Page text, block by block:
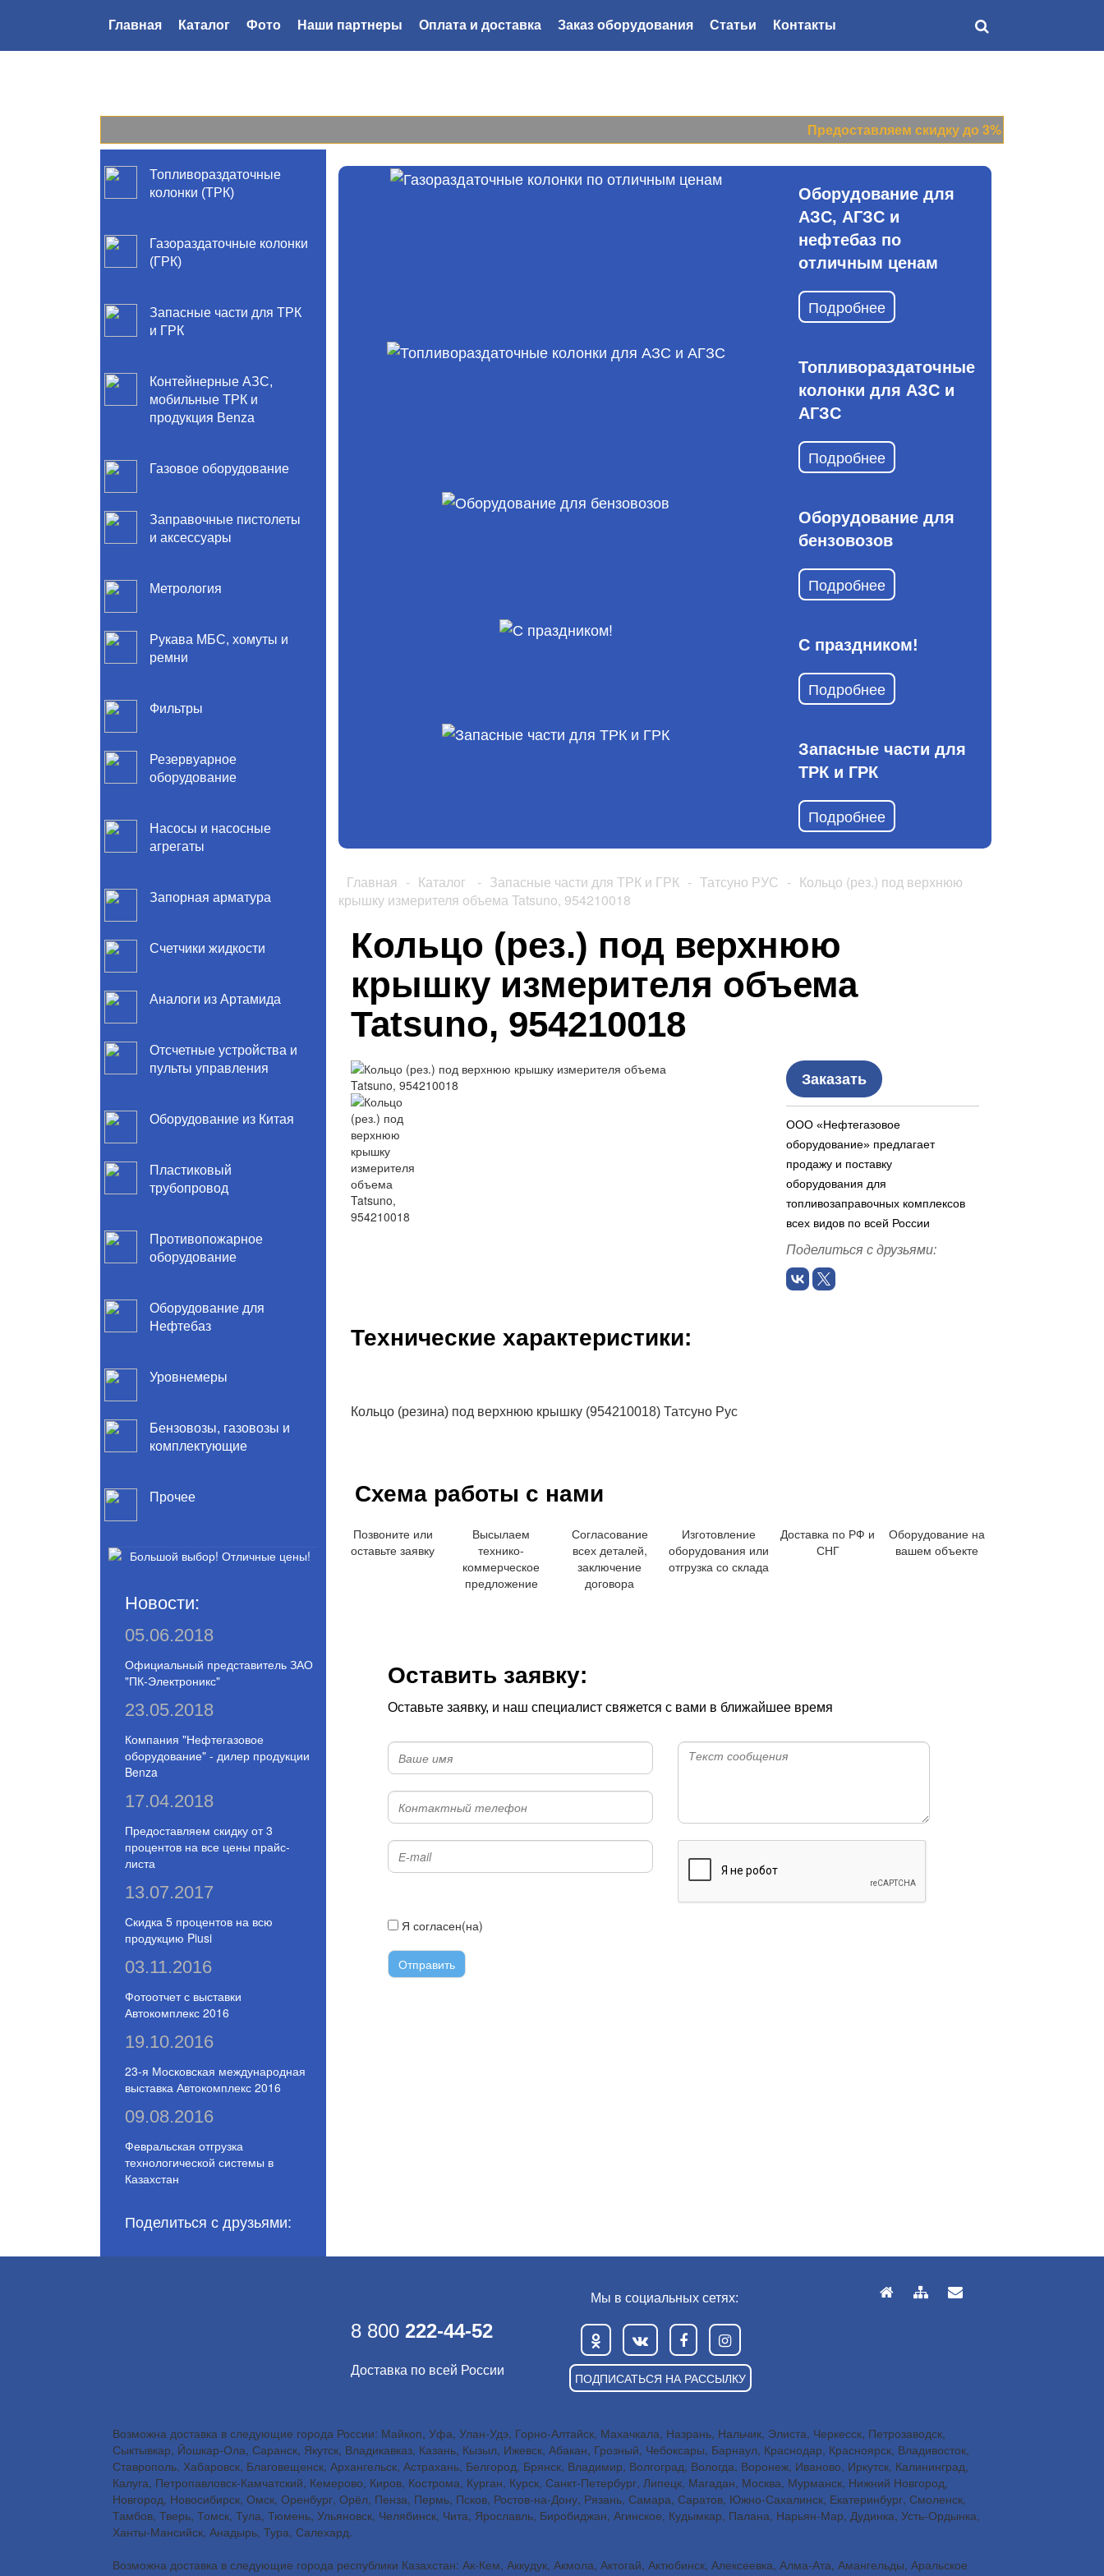
Главная Каталог Фото Наши партнеры Оплата и доставка Заказ оборудования Статьи Контакты
Предоставляем скидку до 3% на все цены прайс-
Топливораздаточные
колонки (ТРК)
Газораздаточные колонки
(ГРК)
Запасные части для ТРК
и ГРК
Контейнерные АЗС,
мобильные ТРК и
продукция Benza
Газовое оборудование
Заправочные пистолеты
и аксессуары
Метрология
Рукава МБС, хомуты и
ремни
Фильтры
Резервуарное
оборудование
Насосы и насосные
агрегаты
Запорная арматура
Счетчики жидкости
Аналоги из Артамида
Отсчетные устройства и
пульты управления
Оборудование из Китая
Пластиковый
трубопровод
Противопожарное
оборудование
Оборудование для
Нефтебаз
Уровнемеры
Бензовозы, газовозы и
комплектующие
Прочее
Новости:
05.06.2018
Официальный представитель ЗАО
"ПК-Электроникс"
23.05.2018
Компания "Нефтегазовое
оборудование" - дилер продукции
Benza
17.04.2018
Предоставляем скидку от 3
процентов на все цены прайс-
листа
13.07.2017
Скидка 5 процентов на всю
продукцию Piusi
03.11.2016
Фотоотчет с выставки
Автокомплекс 2016
19.10.2016
23-я Московская международная
выставка Автокомплекс 2016
09.08.2016
Февральская отгрузка
технологической системы в
Казахстан
Поделиться с друзьями:
Оборудование для
АЗС, АГЗС и
нефтебаз по
отличным ценам
Подробнее
Топливораздаточные
колонки для АЗС и
АГЗС
Подробнее
Оборудование для
бензовозов
Подробнее
С праздником!
Подробнее
Запасные части для
ТРК и ГРК
Подробнее
Главная - Каталог - Запасные части для ТРК и ГРК - Татсуно РУС - Кольцо (рез.) под верхнюю
крышку измерителя объема Tatsuno, 954210018
Кольцо (рез.) под верхнюю
крышку измерителя объема
Tatsuno, 954210018
Заказать
ООО «Нефтегазовое
оборудование» предлагает
продажу и поставку
оборудования для
топливозаправочных комплексов
всех видов по всей России
Поделиться с друзьями:
Технические характеристики:
Кольцо (резина) под верхнюю крышку (954210018) Татсуно Рус
Схема работы с нами
Позвоните или
оставьте заявку
Высылаем
технико-
коммерческое
предложение
Согласование
всех деталей,
заключение
договора
Изготовление
оборудования или
отгрузка со склада
Доставка по РФ и
СНГ
Оборудование на
вашем объекте
Оставить заявку:
Оставьте заявку, и наш специалист свяжется с вами в ближайшее время
Я согласен(на)
8 800 222-44-52
Доставка по всей России
Мы в социальных сетях:
ПОДПИСАТЬСЯ НА РАССЫЛКУ
Возможна доставка в следующие города России: Майкоп, Уфа, Улан-Удэ, Горно-Алтайск, Махачкала, Назрань, Нальчик, Элиста, Черкесск, Петрозаводск,
Сыктывкар, Йошкар-Ола, Саранск, Якутск, Владикавказ, Казань, Кызыл, Ижевск, Абакан, Грозный, Чебоксары, Барнаул, Краснодар, Красноярск, Владивосток,
Ставрополь, Хабаровск, Благовещенск, Архангельск, Астрахань, Белгород, Брянск, Владимир, Волгоград, Вологда, Воронеж, Иваново, Иркутск, Калининград,
Калуга, Петропавловск-Камчатский, Кемерово, Киров, Кострома, Курган, Курск, Санкт-Петербург, Липецк, Магадан, Москва, Мурманск, Нижний Новгород,
Новгород, Новосибирск, Омск, Оренбург, Орёл, Пенза, Пермь, Псков, Ростов-на-Дону, Рязань, Самара, Саратов, Южно-Сахалинск, Екатеринбург, Смоленск,
Тамбов, Тверь, Томск, Тула, Тюмень, Ульяновск, Челябинск, Чита, Ярославль, Биробиджан, Агинское, Кудымкар, Палана, Нарьян-Мар, Дудинка, Усть-Ордынка,
Ханты-Мансийск, Анадырь, Тура, Салехард.
Возможна доставка в следующие города республики Казахстан: Ак-Кем, Аккудук, Акмола, Актогай, Актюбинск, Алексеевка, Алма-Ата, Амангельды, Аральское